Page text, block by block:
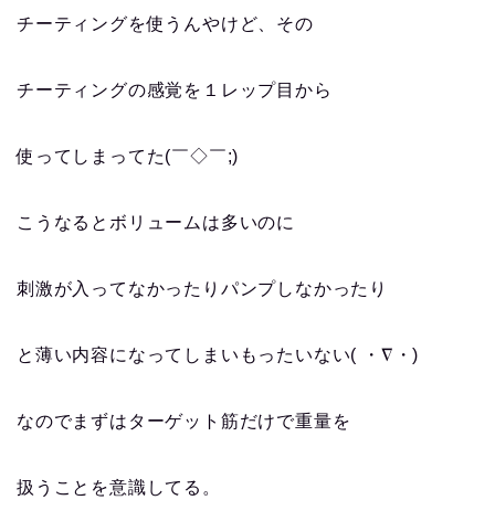
チーティングを使うんやけど、その
チーティングの感覚を１レップ目から
使ってしまってた(￣◇￣;)
こうなると ボリュームは多いのに
刺激が入ってなかったりパンプしなかったり
と薄い内容になってしまいもったいない( ・∇・)
なのでまずはターゲット筋だけで重量を
扱うことを意識してる。